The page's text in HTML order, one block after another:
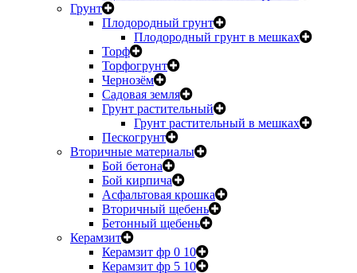
Грунт
Плодородный грунт
Плодородный грунт в мешках
Торф
Торфогрунт
Чернозём
Садовая земля
Грунт растительный
Грунт растительный в мешках
Пескогрунт
Вторичные материалы
Бой бетона
Бой кирпича
Асфальтовая крошка
Вторичный щебень
Бетонный щебень
Керамзит
Керамзит фр 0 10
Керамзит фр 5 10